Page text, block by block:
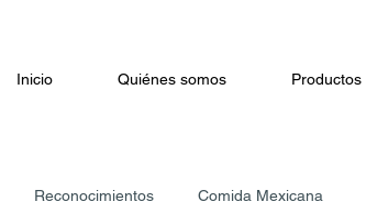
Inicio Quiénes somos Productos
Reconocimientos Comida Mexicana